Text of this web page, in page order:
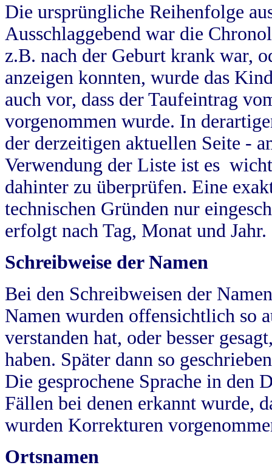
Die ursprüngliche Reihenfolge
Ausschlaggebend war die
z.B. nach der Geburt krank war,
anzeigen konnten, wurde das
auch vor, dass der Taufeintrag
vorgenommen wurde. In
der derzeitigen aktuellen Seite -
Verwendung der Liste ist es
dahinter zu überprüfen. Eine
technischen Gründen nur
erfolgt nach Tag, Monat und Jahr.
Schreibweise der Namen
Bei den Schreibweisen der
Namen wurden offensichtlich so
verstanden hat, oder besser
haben. Später dann so
Die gesprochene Sprache in
Fällen bei denen erkannt wurde,
wurden Korrekturen
Ortsnamen